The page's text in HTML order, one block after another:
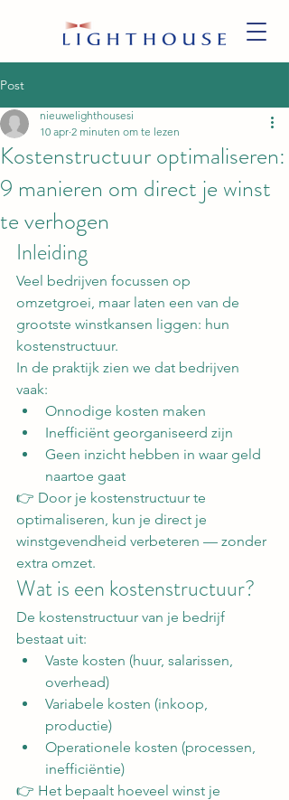
Post
Kostenstructuur optimaliseren:
9 manieren om direct je winst
te verhogen
nieuwelighthousesi
10 apr 2 minuten om te lezen
Inleiding
Veel bedrijven focussen op
omzetgroei, maar laten een van de
grootste winstkansen liggen: hun
kostenstructuur.
In de praktijk zien we dat bedrijven
vaak:
Onnodige kosten maken
Inefficiënt georganiseerd zijn
Geen inzicht hebben in waar geld
naartoe gaat
👉 Door je kostenstructuur te
optimaliseren, kun je direct je
winstgevendheid verbeteren — zonder
extra omzet.
Wat is een kostenstructuur?
De kostenstructuur van je bedrijf
bestaat uit:
Vaste kosten (huur, salarissen,
overhead)
Variabele kosten (inkoop,
productie)
Operationele kosten (processen,
inefficiëntie)
👉 Het bepaalt hoeveel winst je